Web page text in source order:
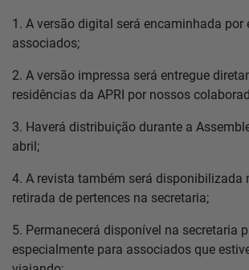
1. A versão digital será encaminhada por
associados;
2. A versão impressa será entregue
residências da APRI por nossos
3. Haverá distribuição durante a
abril;
4. A revista também será disponibilizada
retirada de pertences na secretaria;
5. Permanecerá disponível na secretaria
especialmente para associados que